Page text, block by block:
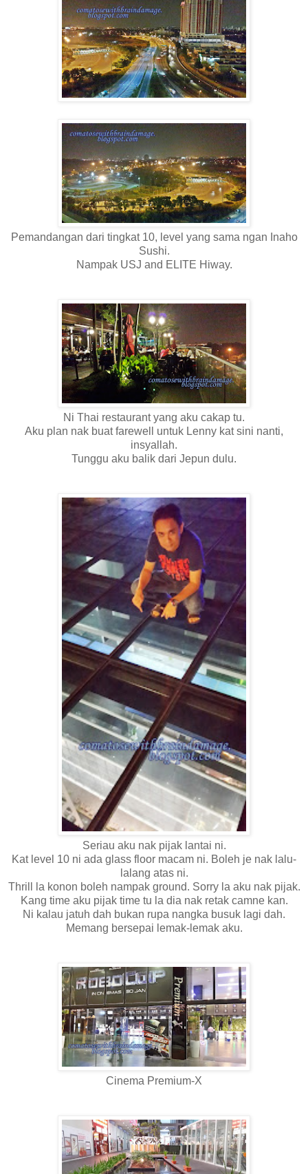
Pemandangan dari tingkat 10, level yang sama ngan Inaho
Sushi.
Nampak USJ and ELITE Hiway.
Ni Thai restaurant yang aku cakap tu.
Aku plan nak buat farewell untuk Lenny kat sini nanti,
insyallah.
Tunggu aku balik dari Jepun dulu.
Seriau aku nak pijak lantai ni.
Kat level 10 ni ada glass floor macam ni. Boleh je nak lalu-
lalang atas ni.
Thrill la konon boleh nampak ground. Sorry la aku nak pijak.
Kang time aku pijak time tu la dia nak retak camne kan.
Ni kalau jatuh dah bukan rupa nangka busuk lagi dah.
Memang bersepai lemak-lemak aku.
Cinema Premium-X